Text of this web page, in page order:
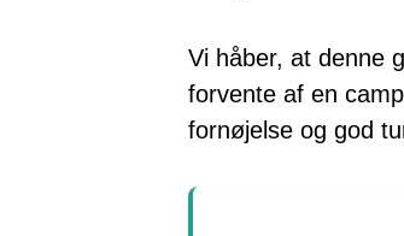
Vi håber, at denne
forvente af en
fornøjelse og god